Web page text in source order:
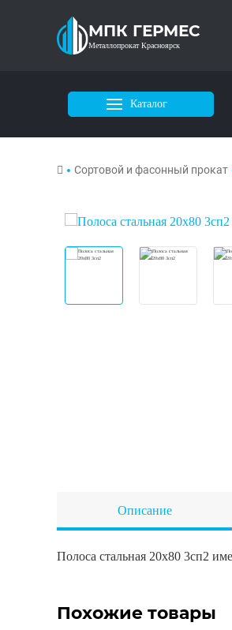
МПК ГЕРМЕС
Металлопрокат Красноярск
Каталог
Сортовой и фасонный прокат
Описание
Полоса стальная 20х80 3сп2
Похожие товары